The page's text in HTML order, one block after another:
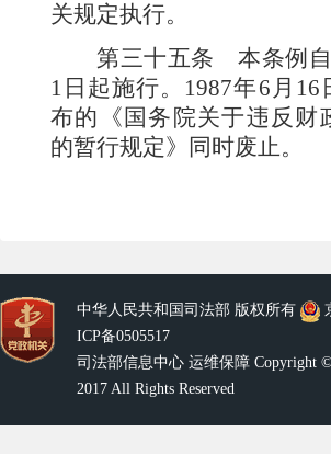
关规定执行。
第三十五条本条例自
1 日起施行。 1987年6 月 16
布的《国务院关于违反财
的暂行规定》同时废止。
中华人民共和国司法部 版权所有
ICP备0505517
司法部信息中心 运维保障 Copyright ©
2017 All Rights Reserved